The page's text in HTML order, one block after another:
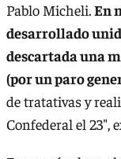
Pablo Micheli.En
desarrollado
descartada una
(por un paro
de tratativas y
Confederal el 23",